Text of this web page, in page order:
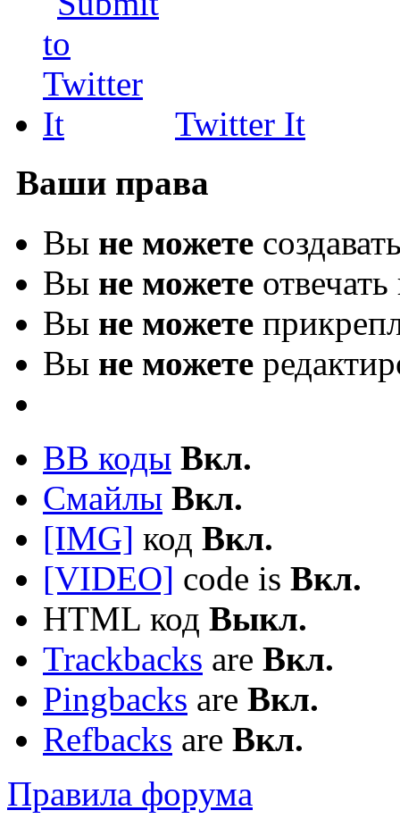
Twitter It
Ваши права
Вы не можете
Вы не можете
Вы не можете
Вы не можете
BB коды Вкл.
Смайлы Вкл.
[IMG] код Вкл.
[VIDEO] code is Вкл.
HTML код Выкл.
Trackbacks are Вкл.
Pingbacks are Вкл.
Refbacks are Вкл.
Правила форума